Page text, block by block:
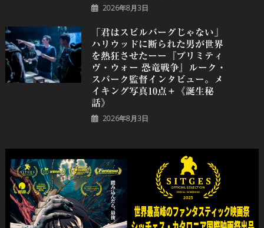
2026年8月3日
「君はスピルバーグじゃない」
ハリウッドに断られた男が世界
を熱狂させたーー『プリミティ
ヴ・ウォー 恐⻯戦争』ルーク・
スパーク監督インタビュー。メ
イキング写真10点＋《誕⽣秘
話》
2026年8月3日